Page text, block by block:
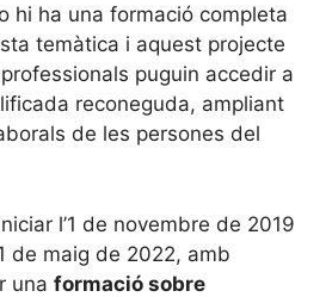
hi ha una formació completa
temàtica i aquest projecte
puguin accedir a
reconeguda, ampliant
de les persones del
l’1 de novembre de 2019
de maig de 2022, amb
una formació sobre